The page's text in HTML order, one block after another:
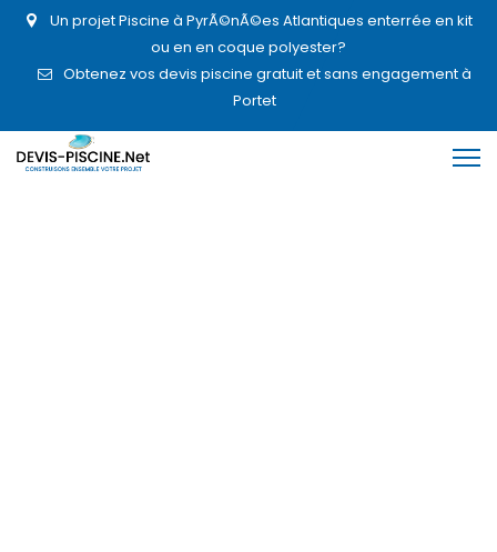
Un projet Piscine à PyrÃ©nÃ©es Atlantiques enterrée en kit
ou en en coque polyester?
Obtenez vos devis piscine gratuit et sans engagement à
Portet